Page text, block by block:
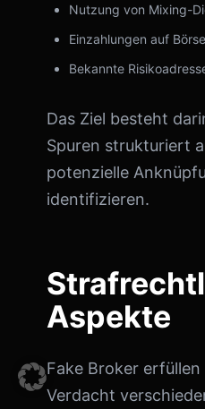
Nutzung von Mixing-
Einzahlungen auf
Bekannte
Das Ziel besteht
Spuren strukturiert
potenzielle
identifizieren.
Aspekte
Fake Broker erfüllen
Verdacht